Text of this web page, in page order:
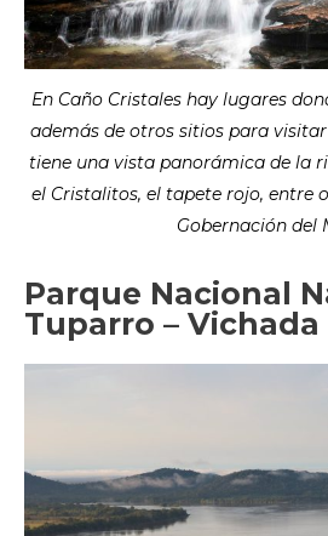
En Caño Cristales hay lugares
además de otros sitios para
tiene una vista panorámica de la
el Cristalitos, el tapete rojo, entre
Gobernación del
Parque Nacional
Tuparro – Vichada